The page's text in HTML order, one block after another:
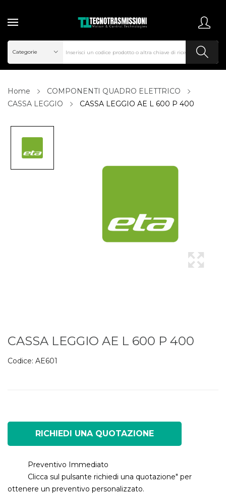
Home
COMPONENTI QUADRO ELETTRICO
CASSA LEGGIO
CASSA LEGGIO AE L 600 P 400
CASSA LEGGIO AE L 600 P 400
Codice: AE601
RICHIEDI UNA QUOTAZIONE
Preventivo Immediato
Clicca sul pulsante richiedi una quotazione" per
ottenere un preventivo personalizzato.